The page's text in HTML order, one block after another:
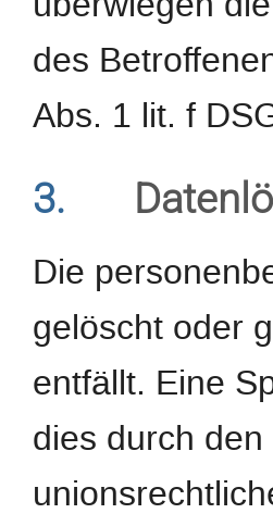
des
Abs. 1 lit. f
3.
Die
gelöscht oder
entfällt. Eine
dies durch